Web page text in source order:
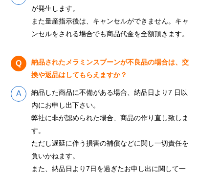
が発生します。
また量産指示後は、キャンセルができません。キャ
ンセルをされる場合でも商品代金を全額頂きます。
納品されたメラミンスプーンが不良品の場合は、交
換や返品はしてもらえますか？
納品した商品に不備がある場合、納品日より7 日以
内にお申し出下さい。
弊社に非が認められた場合、商品の作り直し致しま
す。
ただし遅延に伴う損害の補償などに関し一切責任を
負いかねます。
また、納品日より7日を過ぎたお申し出に関して一